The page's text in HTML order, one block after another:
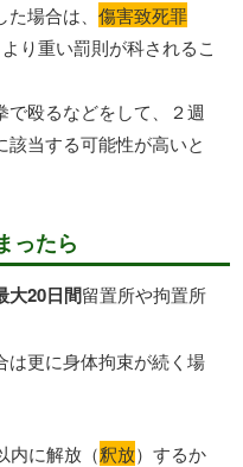
た場合は、傷害致死罪
り重い罰則が科されるこ
で殴るなどをして、２週
該当する可能性が高いと
ったら
大20日間留置所や拘置所
は更に身体拘束が続く場
内に解放（釈放）するか